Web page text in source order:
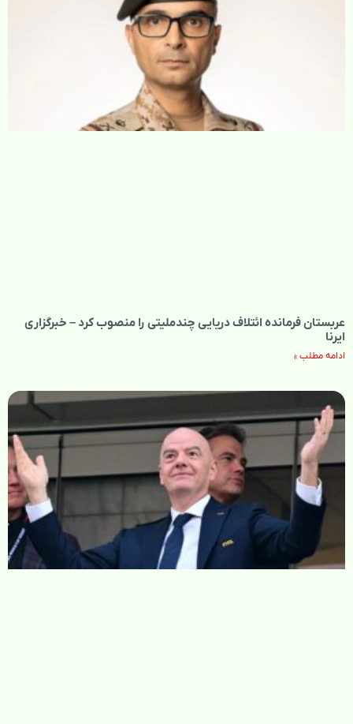
عربستان فرمانده ائتلاف دریایی چندملیتی را منصوب کرد – خبرگزاری
ایرنا
ادامه مطلب »